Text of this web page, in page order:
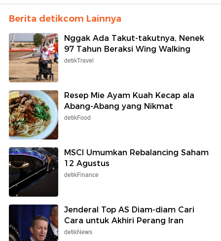
Berita detikcom Lainnya
Nggak Ada Takut-takutnya, Nenek
97 Tahun Beraksi Wing Walking
detikTravel
Resep Mie Ayam Kuah Kecap ala
Abang-Abang yang Nikmat
detikFood
MSCI Umumkan Rebalancing Saham
12 Agustus
detikFinance
Jenderal Top AS Diam-diam Cari
Cara untuk Akhiri Perang Iran
detikNews